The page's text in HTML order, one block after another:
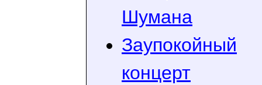
Шумана
Заупокойный
концерт